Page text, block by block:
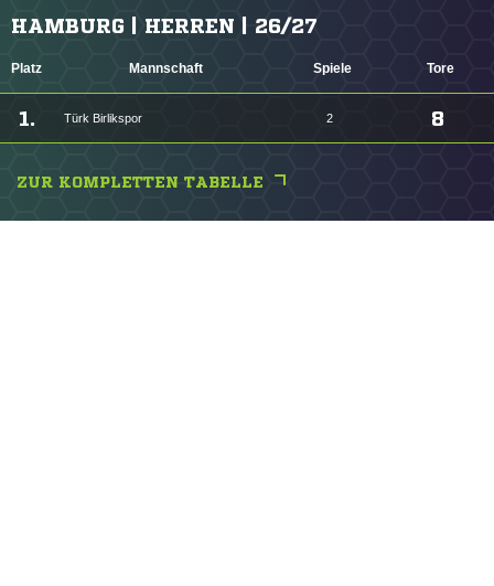
HAMBURG | HERREN | 26/27
Platz Mannschaft Spiele Tore
1. Türk Birlikspor 2 8
ZUR KOMPLETTEN TABELLE